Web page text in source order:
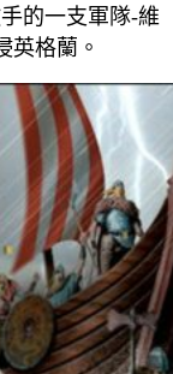
的一支軍隊-維
英格蘭。